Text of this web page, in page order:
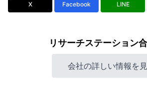
X Facebook LINE
リサーチステーション
会社の詳しい情報を